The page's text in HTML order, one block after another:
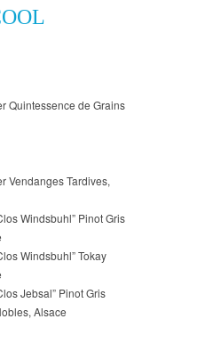
Quintessence de Grains
Vendanges Tardives,
Windsbuhl” Pinot Gris
Windsbuhl” Tokay
Jebsal” Pinot Gris
Alsace